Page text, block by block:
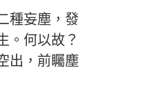
種妄塵，發
。何以故？
出，前矚塵